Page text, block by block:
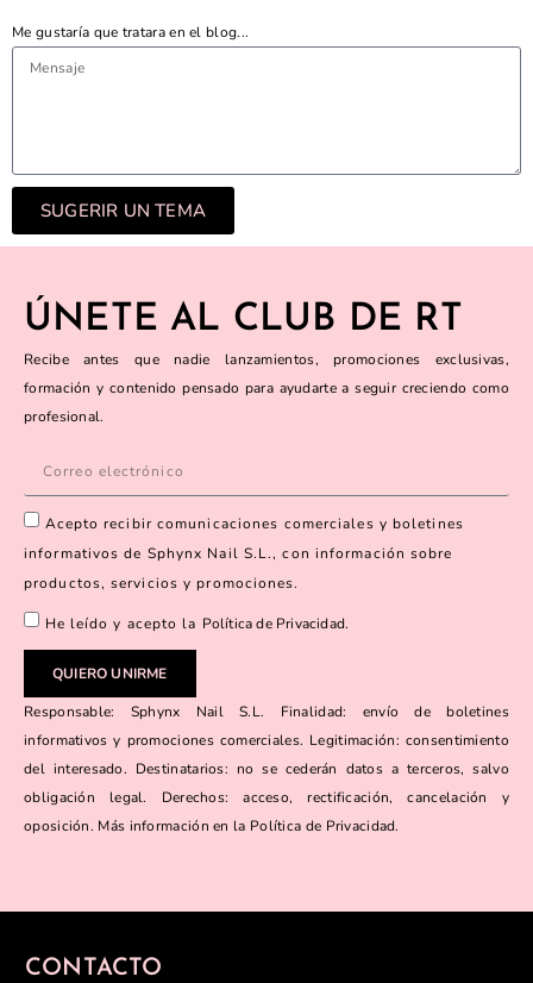
Me gustaría que tratara en el blog...
SUGERIR UN TEMA
ÚNETE AL CLUB DE RT
Recibe antes que nadie lanzamientos, promociones exclusivas,
formación y contenido pensado para ayudarte a seguir creciendo como
profesional.
Acepto recibir comunicaciones comerciales y boletines
informativos de Sphynx Nail S.L., con información sobre
productos, servicios y promociones.
He leído y acepto la Política de Privacidad.
QUIERO UNIRME
Responsable: Sphynx Nail S.L. Finalidad: envío de boletines
informativos y promociones comerciales. Legitimación: consentimiento
del interesado. Destinatarios: no se cederán datos a terceros, salvo
obligación legal. Derechos: acceso, rectificación, cancelación y
oposición. Más información en la Política de Privacidad.
CONTACTO